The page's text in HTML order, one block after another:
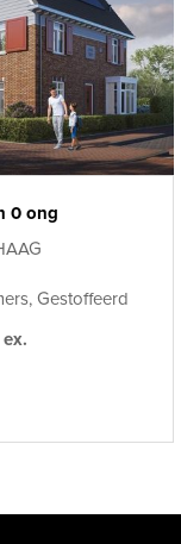
0 ong
Gestoffeerd